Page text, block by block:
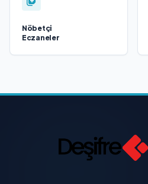
Nöbetçi
Eczaneler